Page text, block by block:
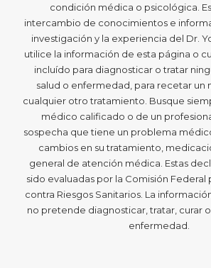
condición médica o psicológica.
intercambio de conocimientos e
investigación y la experiencia del Dr.
utilice la información de esta página o
incluído para diagnosticar o tratar
salud o enfermedad, para recetar un
cualquier otro tratamiento. Busque
médico calificado o de un
sospecha que tiene un problema
cambios en su tratamiento,
general de atención médica. Estas
sido evaluadas por la Comisión Federal
contra Riesgos Sanitarios. La
no pretende diagnosticar, tratar, curar
enfermedad.